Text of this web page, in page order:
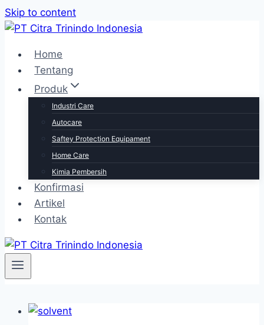
Skip to content
Home
Tentang
Produk
Industri Care
Autocare
Saftey Protection Equipament
Home Care
Kimia Pembersih
Konfirmasi
Artikel
Kontak